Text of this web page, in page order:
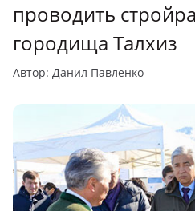
проводить
городища Талхиз
автор: Данил Павленко